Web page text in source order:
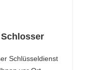
Schlüsseldienst